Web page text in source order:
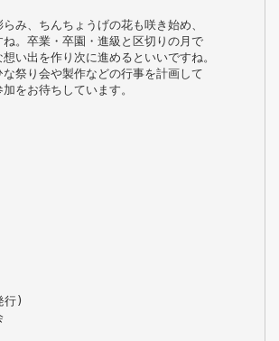
み、ちんちょうげの花も咲き始め、
。卒業・卒園・進級と区切りの月で
い出を作り次に進めるといいですね。
な祭り会や製作などの行事を計画して
をお待ちしています。
行)